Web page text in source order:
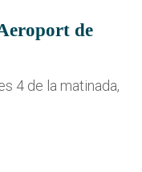
de
4 de la matinada,